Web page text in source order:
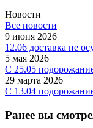
Новости
Все новости
9 июня 2026
12.06 доставка не
5 мая 2026
C 25.05
29 марта 2026
С 13.04
Ранее вы